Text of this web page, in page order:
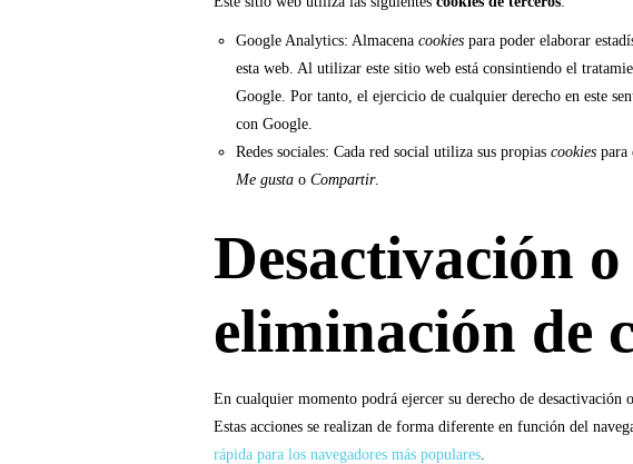
Google Analytics: Almacena cookies para poder elaborar
esta web. Al utilizar este sitio web está consintiendo el
Google. Por tanto, el ejercicio de cualquier derecho en este
con Google.
Redes sociales: Cada red social utiliza sus propias cookies para
Me gusta o Compartir.
Desactivación o
eliminación de
En cualquier momento podrá ejercer su derecho de desactivación
Estas acciones se realizan de forma diferente en función del
rápida para los navegadores más populares.